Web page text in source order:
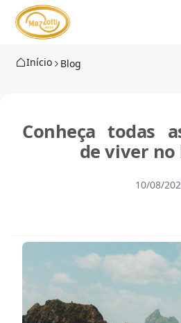
Início Blog
Conheça todas
de viver
10/08/